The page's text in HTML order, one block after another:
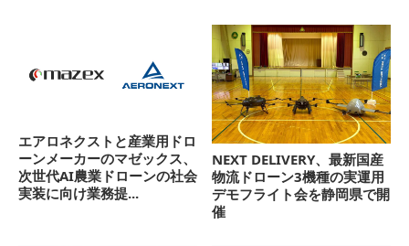
エアロネクストと産業用ドロ
ーンメーカーのマゼックス、
次世代AI農業ドローンの社会
実装に向け業務提...
NEXT DELIVERY、最新国産
物流ドローン3機種の実運用
デモフライト会を静岡県で開
催